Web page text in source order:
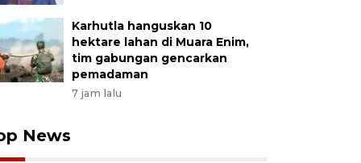
Karhutla hanguskan 10
hektare lahan di Muara Enim,
tim gabungan gencarkan
pemadaman
7 jam lalu
News